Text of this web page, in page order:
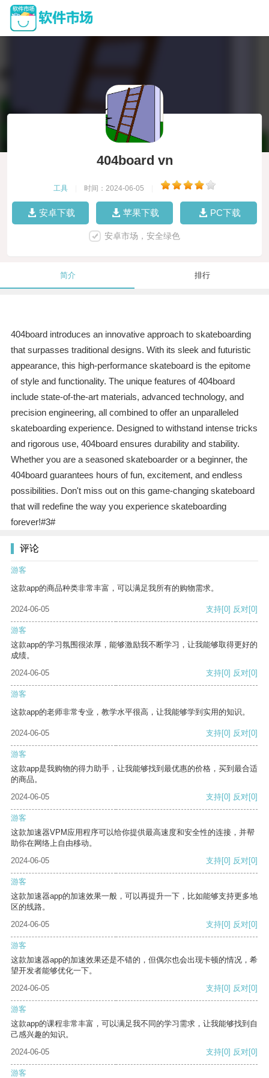
404board vn
工具 时间：2024-06-05
安卓下载 苹果下载 PC下载
安卓市场，安全绿色
简介 排行
404board introduces an innovative approach to skateboarding
that surpasses traditional designs. With its sleek and futuristic
appearance, this high-performance skateboard is the epitome
of style and functionality. The unique features of 404board
include state-of-the-art materials, advanced technology, and
precision engineering, all combined to offer an unparalleled
skateboarding experience. Designed to withstand intense tricks
and rigorous use, 404board ensures durability and stability.
Whether you are a seasoned skateboarder or a beginner, the
404board guarantees hours of fun, excitement, and endless
possibilities. Don't miss out on this game-changing skateboard
that will redefine the way you experience skateboarding
forever!#3#
评论
游客
这款app的商品种类非常丰富，可以满足我所有的购物需求。
2024-06-05 支持[0] 反对[0]
游客
这款app的学习氛围很浓厚，能够激励我不断学习，让我能够取得更好的
成绩。
2024-06-05
支持[0] 反对[0]
游客
这款app的老师非常专业，教学水平很高，让我能够学到实用的知识。
2024-06-05 支持[0] 反对[0]
游客
这款app是我购物的得力助手，让我能够找到最优惠的价格，买到最合适
的商品。
2024-06-05
支持[0] 反对[0]
游客
这款加速器VPM应用程序可以给你提供最高速度和安全性的连接，并帮
助你在网络上自由移动。
2024-06-05
支持[0] 反对[0]
游客
这款加速器app的加速效果一般，可以再提升一下，比如能够支持更多地
区的线路。
2024-06-05
支持[0] 反对[0]
游客
这款加速器app的加速效果还是不错的，但偶尔也会出现卡顿的情况，希
望开发者能够优化一下。
2024-06-05
支持[0] 反对[0]
游客
这款app的课程非常丰富，可以满足我不同的学习需求，让我能够找到自
己感兴趣的知识。
2024-06-05
支持[0] 反对[0]
游客